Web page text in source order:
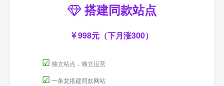
搭建同款站点
998元（下月涨300）
☑ 独立站点，独立运营
☑ 一条龙搭建同款网站